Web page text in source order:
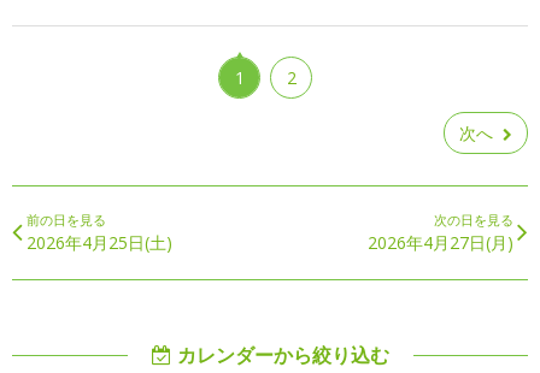
1 2
次へ
前の日を見る
2026年4月25日(土)
次の日を見る
2026年4月27日(月)
カレンダーから絞り込む